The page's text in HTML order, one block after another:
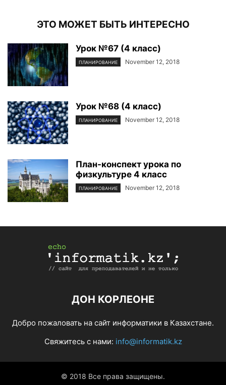
ЭТО МОЖЕТ БЫТЬ ИНТЕРЕСНО
Урок №67 (4 класс)
ПЛАНИРОВАНИЕ November 12, 2018
Урок №68 (4 класс)
ПЛАНИРОВАНИЕ November 12, 2018
План-конспект урока по
физкультуре 4 класс
ПЛАНИРОВАНИЕ November 12, 2018
ДОН КОРЛЕОНЕ
Добро пожаловать на сайт информатики в Казахстане.
Свяжитесь с нами: info@informatik.kz
© 2018 Все права защищены.